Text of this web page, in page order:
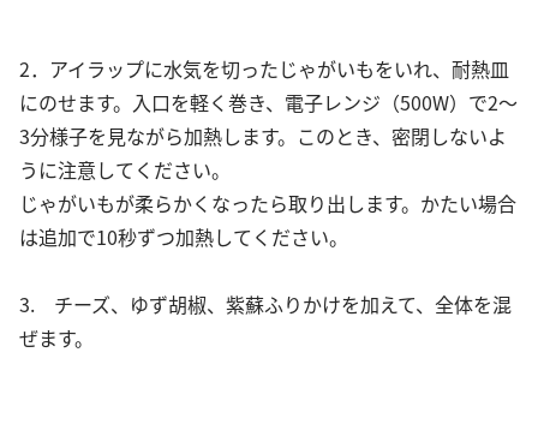
2．アイラップに水気を切ったじゃがいもをいれ、耐熱皿
にのせます。入口を軽く巻き、電子レンジ（500W）で2～
3分様子を見ながら加熱します。このとき、密閉しないよ
うに注意してください。
じゃがいもが柔らかくなったら取り出します。かたい場合
は追加で10秒ずつ加熱してください。
3. チーズ、ゆず胡椒、紫蘇ふりかけを加えて、全体を混
ぜます。